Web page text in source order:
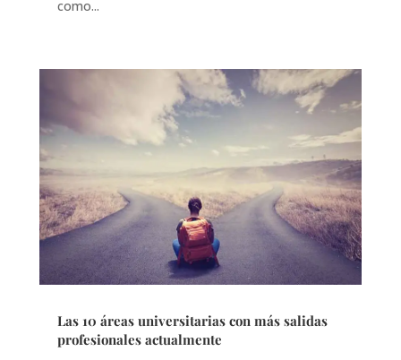
como...
Las 10 áreas universitarias con más salidas
profesionales actualmente